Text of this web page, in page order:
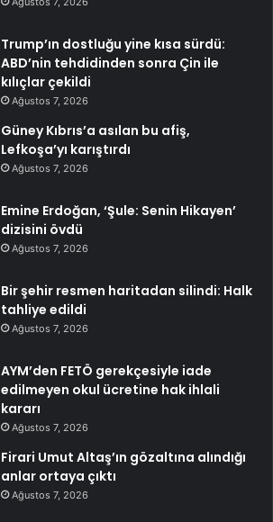
Trump’ın dostluğu yine kısa sürdü:
ABD’nin tehdidinden sonra Çin ile
kılıçlar çekildi
Ağustos 7, 2026
Güney Kıbrıs’a asılan bu afiş,
Lefkoşa’yı karıştırdı
Ağustos 7, 2026
Emine Erdoğan, ‘Şule: Senin Hikayen’
dizisini övdü
Ağustos 7, 2026
Bir şehir resmen haritadan silindi: Halk
tahliye edildi
Ağustos 7, 2026
AYM’den FETÖ gerekçesiyle iade
edilmeyen okul ücretine hak ihlali
kararı
Ağustos 7, 2026
Firari Umut Altaş’ın gözaltına alındığı
anlar ortaya çıktı
Ağustos 7, 2026